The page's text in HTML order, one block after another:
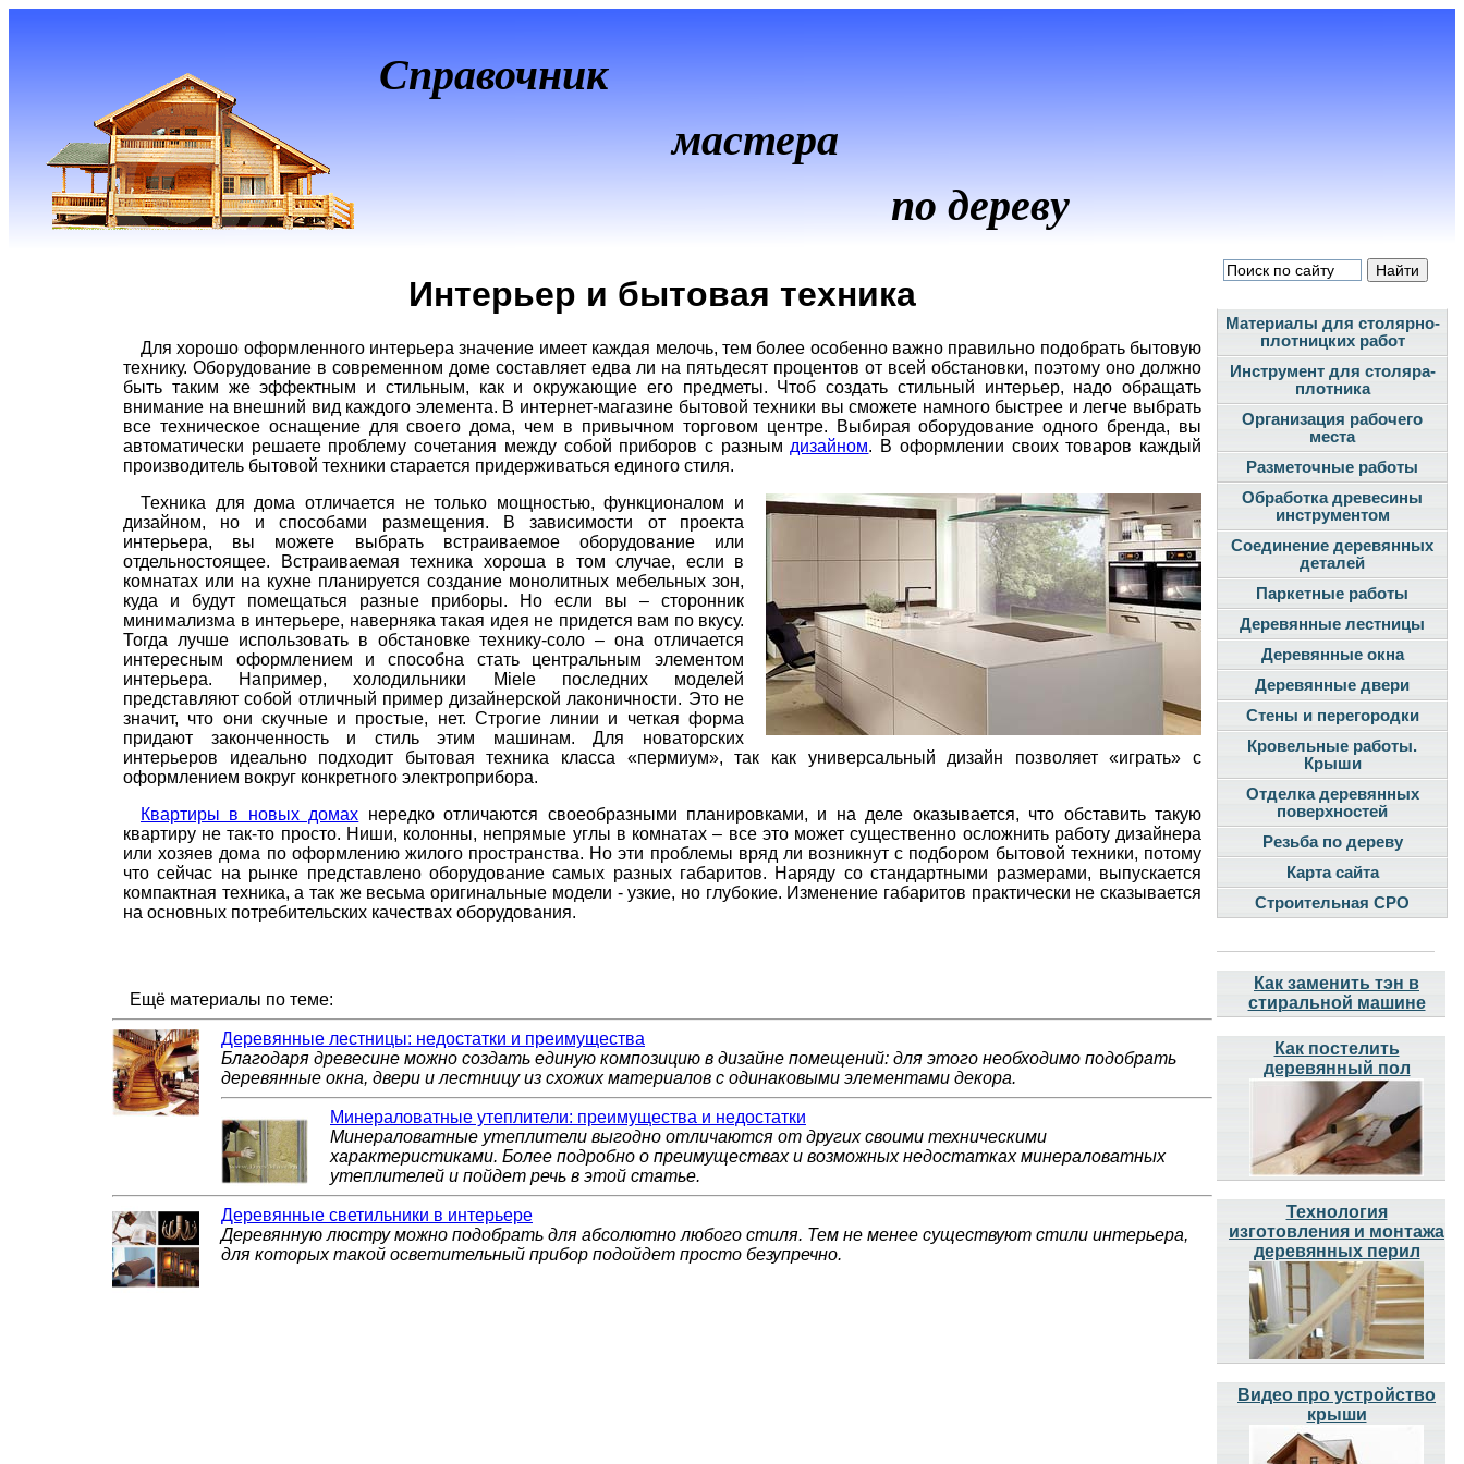
Справочник
мастера
по дереву
Интерьер и бытовая техника
Для хорошо оформленного интерьера значение имеет каждая мелочь, тем более особенно важно правильно подобрать бытовую
технику. Оборудование в современном доме составляет едва ли на пятьдесят процентов от всей обстановки, поэтому оно должно
быть таким же эффектным и стильным, как и окружающие его предметы. Чтоб создать стильный интерьер, надо обращать
внимание на внешний вид каждого элемента. В интернет-магазине бытовой техники вы сможете намного быстрее и легче выбрать
все техническое оснащение для своего дома, чем в привычном торговом центре. Выбирая оборудование одного бренда, вы
автоматически решаете проблему сочетания между собой приборов с разным дизайном. В оформлении своих товаров каждый
производитель бытовой техники старается придерживаться единого стиля.
Техника для дома отличается не только мощностью, функционалом и
дизайном, но и способами размещения. В зависимости от проекта
интерьера, вы можете выбрать встраиваемое оборудование или
отдельностоящее. Встраиваемая техника хороша в том случае, если в
комнатах или на кухне планируется создание монолитных мебельных зон,
куда и будут помещаться разные приборы. Но если вы – сторонник
минимализма в интерьере, наверняка такая идея не придется вам по вкусу.
Тогда лучше использовать в обстановке технику-соло – она отличается
интересным оформлением и способна стать центральным элементом
интерьера. Например, холодильники Miele последних моделей
представляют собой отличный пример дизайнерской лаконичности. Это не
значит, что они скучные и простые, нет. Строгие линии и четкая форма
придают законченность и стиль этим машинам. Для новаторских
интерьеров идеально подходит бытовая техника класса «пермиум», так как универсальный дизайн позволяет «играть» с
оформлением вокруг конкретного электроприбора.
Квартиры в новых домах нередко отличаются своеобразными планировками, и на деле оказывается, что обставить такую
квартиру не так-то просто. Ниши, колонны, непрямые углы в комнатах – все это может существенно осложнить работу дизайнера
или хозяев дома по оформлению жилого пространства. Но эти проблемы вряд ли возникнут с подбором бытовой техники, потому
что сейчас на рынке представлено оборудование самых разных габаритов. Наряду со стандартными размерами, выпускается
компактная техника, а так же весьма оригинальные модели - узкие, но глубокие. Изменение габаритов практически не сказывается
на основных потребительских качествах оборудования.
Ещё материалы по теме:
Деревянные лестницы: недостатки и преимущества
Благодаря древесине можно создать единую композицию в дизайне помещений: для этого необходимо подобрать
деревянные окна, двери и лестницу из схожих материалов с одинаковыми элементами декора.
Минераловатные утеплители: преимущества и недостатки
Минераловатные утеплители выгодно отличаются от других своими техническими
характеристиками. Более подробно о преимуществах и возможных недостатках минераловатных
утеплителей и пойдет речь в этой статье.
Деревянные светильники в интерьере
Деревянную люстру можно подобрать для абсолютно любого стиля. Тем не менее существуют стили интерьера,
для которых такой осветительный прибор подойдет просто безупречно.
Материалы для столярно-
плотницких работ
Инструмент для столяра-
плотника
Организация рабочего
места
Разметочные работы
Обработка древесины
инструментом
Соединение деревянных
деталей
Паркетные работы
Деревянные лестницы
Деревянные окна
Деревянные двери
Стены и перегородки
Кровельные работы.
Крыши
Отделка деревянных
поверхностей
Резьба по дереву
Карта сайта
Строительная СРО
Как заменить тэн в
стиральной машине
Как постелить
деревянный пол
Технология
изготовления и монтажа
деревянных перил
Видео про устройство
крыши